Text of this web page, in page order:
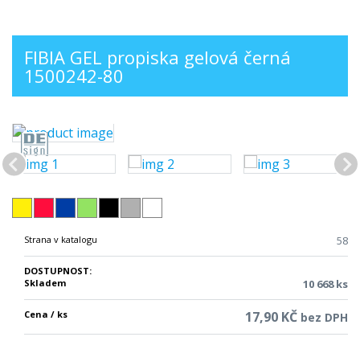
FIBIA GEL propiska gelová černá
1500242-80
Strana v katalogu 58
DOSTUPNOST:
Skladem
10 668 ks
Cena / ks 17,90 KČ bez DPH